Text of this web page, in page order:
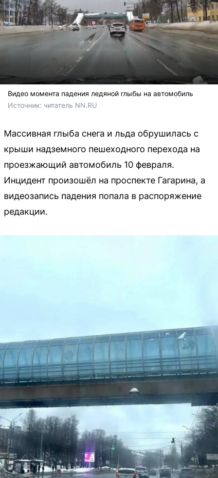
Видео момента падения ледяной глыбы на автомобиль
Источник: читатель NN.RU
Массивная глыба снега и льда обрушилась с
крыши надземного пешеходного перехода на
проезжающий автомобиль 10 февраля.
Инцидент произошёл на проспекте Гагарина, а
видеозапись падения попала в распоряжение
редакции.